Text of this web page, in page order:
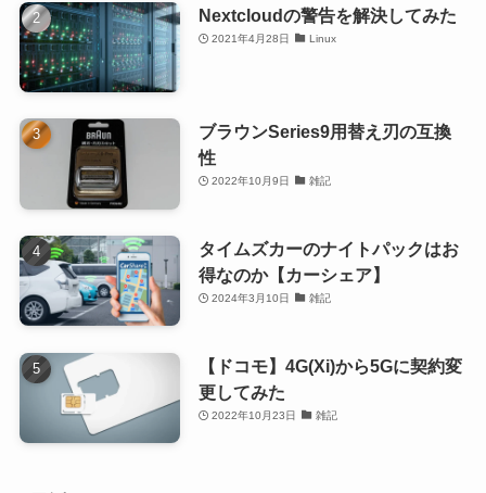
Nextcloudの警告を解決してみた
2021年4月28日 Linux
ブラウンSeries9用替え刃の互換
性
2022年10月9日 雑記
タイムズカーのナイトパックはお
得なのか【カーシェア】
2024年3月10日 雑記
【ドコモ】4G(Xi)から5Gに契約変
更してみた
2022年10月23日 雑記